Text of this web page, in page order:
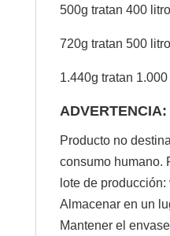
500g tratan 400
720g tratan 500
1.440g tratan
ADVERTENCIA:
Producto no
consumo humano.
lote de
Almacenar en un
Mantener el